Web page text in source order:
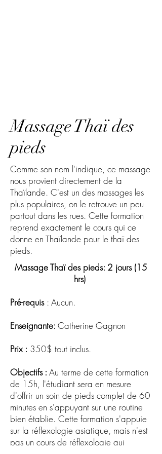
Massage Thaï des
pieds
Massage Thaï des pieds: 2 jours (15
hrs)
Pré-requis : Aucun.
Enseignante: Catherine Gagnon
Prix : 350$ tout inclus.
Objectifs : Au terme de cette formation
de 15h, l'étudiant sera en mesure
d'offrir un soin de pieds complet de 60
minutes en s'appuyant sur une routine
bien établie. Cette formation s'appuie
sur la réflexologie asiatique, mais n'est
pas un cours de réflexologie qui
Comme son nom l'indique, ce massage
nous provient directement de la
Thaïlande. C'est un des massages les
plus populaires, on le retrouve un peu
partout dans les rues. Cette formation
reprend exactement le cours qui ce
donne en Thaïlande pour le thaï des
pieds.